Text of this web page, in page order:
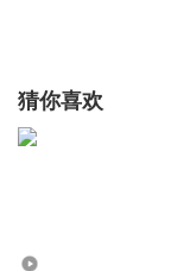
猜你喜欢